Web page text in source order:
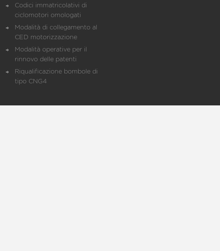
Codici immatricolativi di
ciclomotori omologati
Modalità di collegamento al
CED motorizzazione
Modalità operative per il
rinnovo delle patenti
Riqualificazione bombole di
tipo CNG4